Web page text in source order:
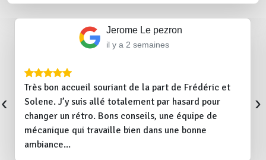
Jerome Le pezron
il y a 2 semaines
Très bon accueil souriant de la part de Frédéric et
Solene. J’y suis allé totalement par hasard pour
changer un rétro. Bons conseils, une équipe de
mécanique qui travaille bien dans une bonne
ambiance...
‹ ›